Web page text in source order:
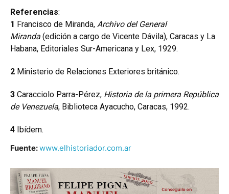
Referencias:
1 Francisco de Miranda, Archivo del General
Miranda (edición a cargo de Vicente Dávila), Caracas y La
Habana, Editoriales Sur-Americana y Lex, 1929.
2 Ministerio de Relaciones Exteriores británico.
3 Caracciolo Parra-Pérez, Historia de la primera República
de Venezuela, Biblioteca Ayacucho, Caracas, 1992.
4 Ibídem.
Fuente:www.elhistoriador.com.ar